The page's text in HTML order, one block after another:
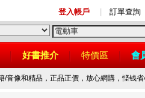
登入帳戶 訂單查詢
好書推介 特價區 會
/音像和精品，正品正價，放心網購，悭钱